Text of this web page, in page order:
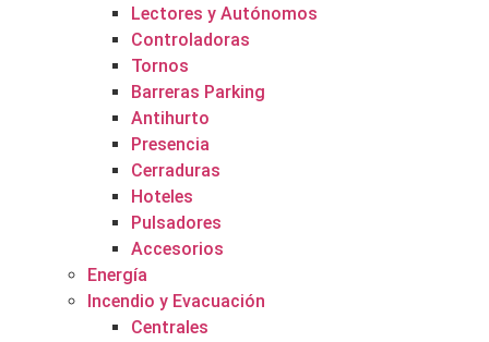
Lectores y Autónomos
Controladoras
Tornos
Barreras Parking
Antihurto
Presencia
Cerraduras
Hoteles
Pulsadores
Accesorios
Energía
Incendio y Evacuación
Centrales